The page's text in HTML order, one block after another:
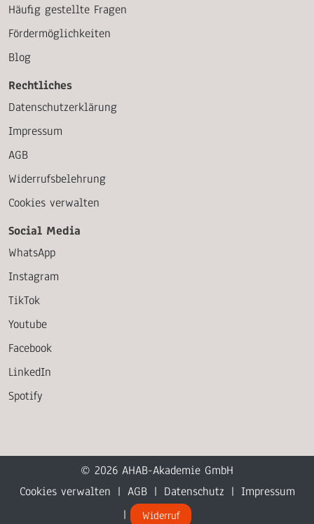
Häufig gestellte Fragen
Fördermöglichkeiten
Blog
Rechtliches
Datenschutzerklärung
Impressum
AGB
Widerrufsbelehrung
Cookies verwalten
Social Media
WhatsApp
Instagram
TikTok
Youtube
Facebook
LinkedIn
Spotify
© 2026 AHAB-Akademie GmbH
Cookies verwalten | AGB | Datenschutz | Impressum
|
Widerruf